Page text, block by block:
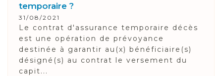
temporaire ?
31/08/2021
Le contrat d'assurance temporaire décès
est une opération de prévoyance
destinée à garantir au(x) bénéficiaire(s)
désigné(s) au contrat le versement du
capit...